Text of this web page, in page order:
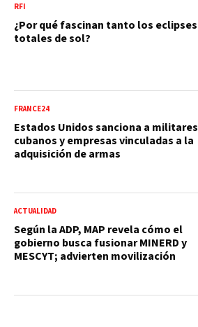
RFI
¿Por qué fascinan tanto los eclipses
totales de sol?
FRANCE24
Estados Unidos sanciona a militares
cubanos y empresas vinculadas a la
adquisición de armas
ACTUALIDAD
Según la ADP, MAP revela cómo el
gobierno busca fusionar MINERD y
MESCYT; advierten movilización